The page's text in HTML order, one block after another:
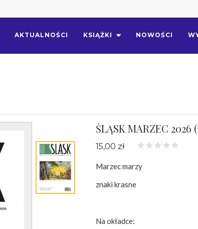
AKTUALNOŚCI KSIĄŻKI NOWOŚCI
ŚLĄSK MARZEC 2026
15,00 zł
Marzec marzy
znaki krasne
Na okładce: